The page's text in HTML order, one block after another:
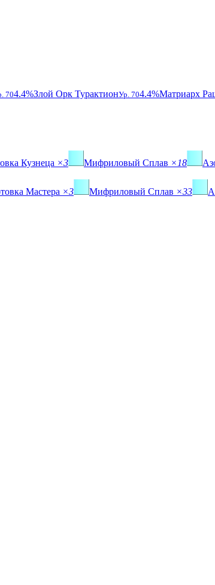
704.4%Злой Орк ТурактионУр. 704.4%Матриарх
Кузнеца ×3 Мифриловый Сплав ×18
Мастера ×3 Мифриловый Сплав ×33